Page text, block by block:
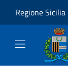
Regione Sicilia